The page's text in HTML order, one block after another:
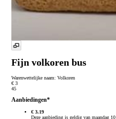
Fijn volkoren bus
Warenwettelijke naam: Volkoren
€ 3
45
Aanbiedingen*
€ 3.19
Deze aanbieding is geldig van maandag